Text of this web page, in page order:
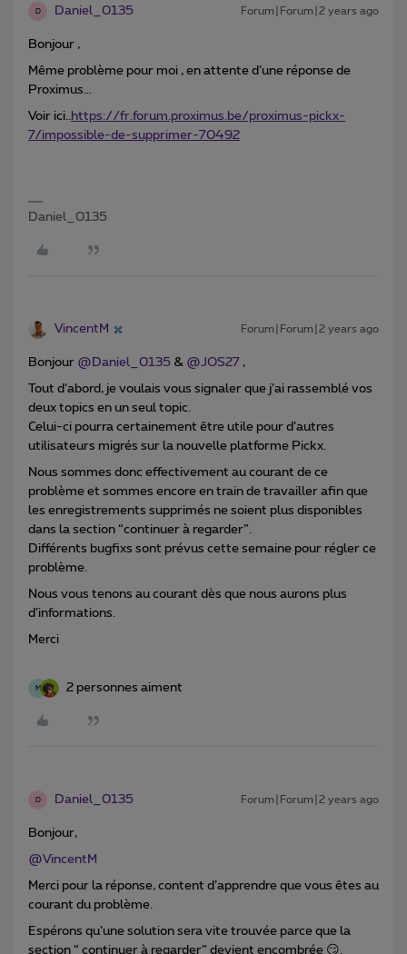
D Daniel_0135 Forum|Forum|2 years ago
Bonjour ,
Même problème pour moi , en attente d’une réponse de
Proximus…
Voir ici..https://fr.forum.proximus.be/proximus-pickx-
7/impossible-de-supprimer-70492
Daniel_0135
VincentM Forum|Forum|2 years ago
Bonjour @Daniel_0135 & @JOS27 ,
Tout d’abord, je voulais vous signaler que j’ai rassemblé vos
deux topics en un seul topic.
Celui-ci pourra certainement être utile pour d’autres
utilisateurs migrés sur la nouvelle platforme Pickx.
Nous sommes donc effectivement au courant de ce
problème et sommes encore en train de travailler afin que
les enregistrements supprimés ne soient plus disponibles
dans la section “continuer à regarder”.
Différents bugfixs sont prévus cette semaine pour régler ce
problème.
Nous vous tenons au courant dès que nous aurons plus
d’informations.
Merci
M 2 personnes aiment
D Daniel_0135 Forum|Forum|2 years ago
Bonjour,
@VincentM
Merci pour la réponse, content d’apprendre que vous êtes au
courant du problème.
Espérons qu’une solution sera vite trouvée parce que la
section “ continuer à regarder” devient encombrée 😏.